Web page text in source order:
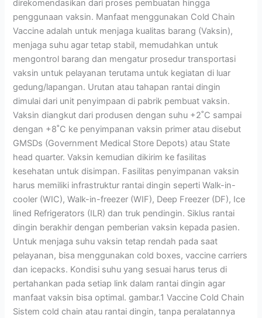
direkomendasikan dari proses pembuatan hingga
penggunaan vaksin. Manfaat menggunakan Cold Chain
Vaccine adalah untuk menjaga kualitas barang (Vaksin),
menjaga suhu agar tetap stabil, memudahkan untuk
mengontrol barang dan mengatur prosedur transportasi
vaksin untuk pelayanan terutama untuk kegiatan di luar
gedung/lapangan. Urutan atau tahapan rantai dingin
dimulai dari unit penyimpaan di pabrik pembuat vaksin.
Vaksin diangkut dari produsen dengan suhu +2˚C sampai
dengan +8˚C ke penyimpanan vaksin primer atau disebut
GMSDs (Government Medical Store Depots) atau State
head quarter. Vaksin kemudian dikirim ke fasilitas
kesehatan untuk disimpan. Fasilitas penyimpanan vaksin
harus memiliki infrastruktur rantai dingin seperti Walk-in-
cooler (WIC), Walk-in-freezer (WIF), Deep Freezer (DF), Ice
lined Refrigerators (ILR) dan truk pendingin. Siklus rantai
dingin berakhir dengan pemberian vaksin kepada pasien.
Untuk menjaga suhu vaksin tetap rendah pada saat
pelayanan, bisa menggunakan cold boxes, vaccine carriers
dan icepacks. Kondisi suhu yang sesuai harus terus di
pertahankan pada setiap link dalam rantai dingin agar
manfaat vaksin bisa optimal. gambar.1 Vaccine Cold Chain
Sistem cold chain atau rantai dingin, tanpa peralatannya